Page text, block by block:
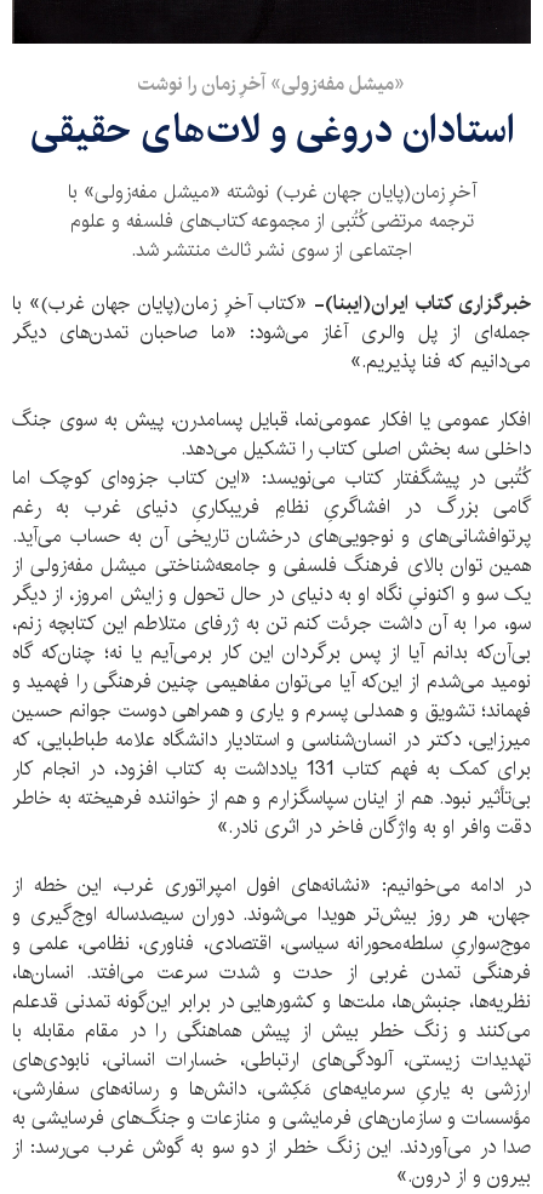
«میشل مفه‌زولی» آخرِ زمان را نوشت
استادان دروغی و لات‌های حقیقی‌
آخرِ زمان(پایان جهان غرب) نوشته «میشل مفه‌زولی» با
ترجمه مرتضی کُتُبی از مجموعه کتاب‌های فلسفه و علوم
اجتماعی از سوی نشر ثالث منتشر شد.
خبرگزاری کتاب ایران(ایبنا)- «کتاب آخرِ زمان(پایان جهان غرب)» با
جمله‌ای از پل والری آغاز می‌شود: «ما صاحبان تمدن‌های دیگر
می‌دانیم که فنا پذیریم.»
افکار عمومی یا افکار عمومی‌نما، قبایل پسامدرن، پیش به سوی جنگ
داخلی سه بخش اصلی کتاب را تشکیل می‌دهد.
کُتُبی در پیشگفتار کتاب می‌نویسد: «این کتاب جزوه‌ای کوچک اما
گامی بزرگ در افشاگریِ نظامِ فریبکاریِ دنیای غرب به رغم
پرتوافشانی‌های و نوجویی‌های درخشان تاریخی آن به حساب می‌آید.
همین توان بالای فرهنگ فلسفی و جامعه‌شناختی میشل مفه‌زولی از
یک سو و اکنونیِ نگاه او به دنیای در حال تحول و زایش امروز، از دیگر
سو، مرا به آن داشت جرئت کنم تن به ژرفای متلاطم این کتابچه زنم،
بی‌آن‌که بدانم آیا از پس برگردان این کار برمی‌آیم یا نه؛ چنان‌که گاه
نومید می‌شدم از این‌که آیا می‌توان مفاهیمی چنین فرهنگی را فهمید و
فهماند؛ تشویق و همدلی پسرم و یاری و همراهی دوست جوانم حسین
میرزایی، دکتر در انسان‌شناسی و استادیار دانشگاه علامه طباطبایی، که
برای کمک به فهم کتاب 131 یادداشت به کتاب افزود، در انجام کار
بی‌تأثیر نبود. هم از اینان سپاسگزارم و هم از خواننده فرهیخته به خاطر
دقت وافر او به واژگان فاخر در اثری نادر.»
در ادامه می‌خوانیم: «نشانه‌های افول امپراتوری غرب، این خطه از
جهان، هر روز بیش‌تر هویدا می‌شوند. دوران سیصدساله اوج‌گیری و
موج‌سواریِ سلطه‌محورانه سیاسی، اقتصادی، فناوری، نظامی، علمی و
فرهنگی تمدن غربی از حدت و شدت سرعت می‌افتد. انسان‌ها،
نظریه‌ها، جنبش‌ها، ملت‌ها و کشورهایی در برابر این‌گونه تمدنی قدعلم
می‌کنند و زنگ خطر بیش از پیش هماهنگی را در مقام مقابله با
تهدیدات زیستی، آلودگی‌های ارتباطی، خسارات انسانی، نابودی‌های
ارزشی به یاریِ سرمایه‌های مَکِشی، دانش‌ها و رسانه‌های سفارشی،
مؤسسات و سازمان‌های فرمایشی و منازعات و جنگ‌های فرسایشی به
صدا در می‌آوردند. این زنگ خطر از دو سو به گوش غرب می‌رسد: از
بیرون و از درون.»